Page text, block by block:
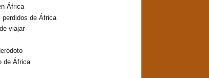
África
perdidos de África
viajar
de África